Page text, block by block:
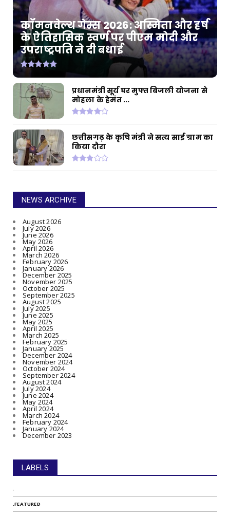
कॉमनवेल्थ गेम्स 2026: अस्मिता और हर्ष
के ऐतिहासिक स्वर्ण पर पीएम मोदी और
उपराष्ट्रपति ने दी बधाई
प्रधानमंत्री सूर्य घर मुफ्त बिजली योजना से
मोहला के हेमंत ...
छत्तीसगढ़ के कृषि मंत्री ने सत्य साई ग्राम का
किया दौरा
NEWS ARCHIVE
August 2026
July 2026
June 2026
May 2026
April 2026
March 2026
February 2026
January 2026
December 2025
November 2025
October 2025
September 2025
August 2025
July 2025
June 2025
May 2025
April 2025
March 2025
February 2025
January 2025
December 2024
November 2024
October 2024
September 2024
August 2024
July 2024
June 2024
May 2024
April 2024
March 2024
February 2024
January 2024
December 2023
LABELS
.
.FEATURED